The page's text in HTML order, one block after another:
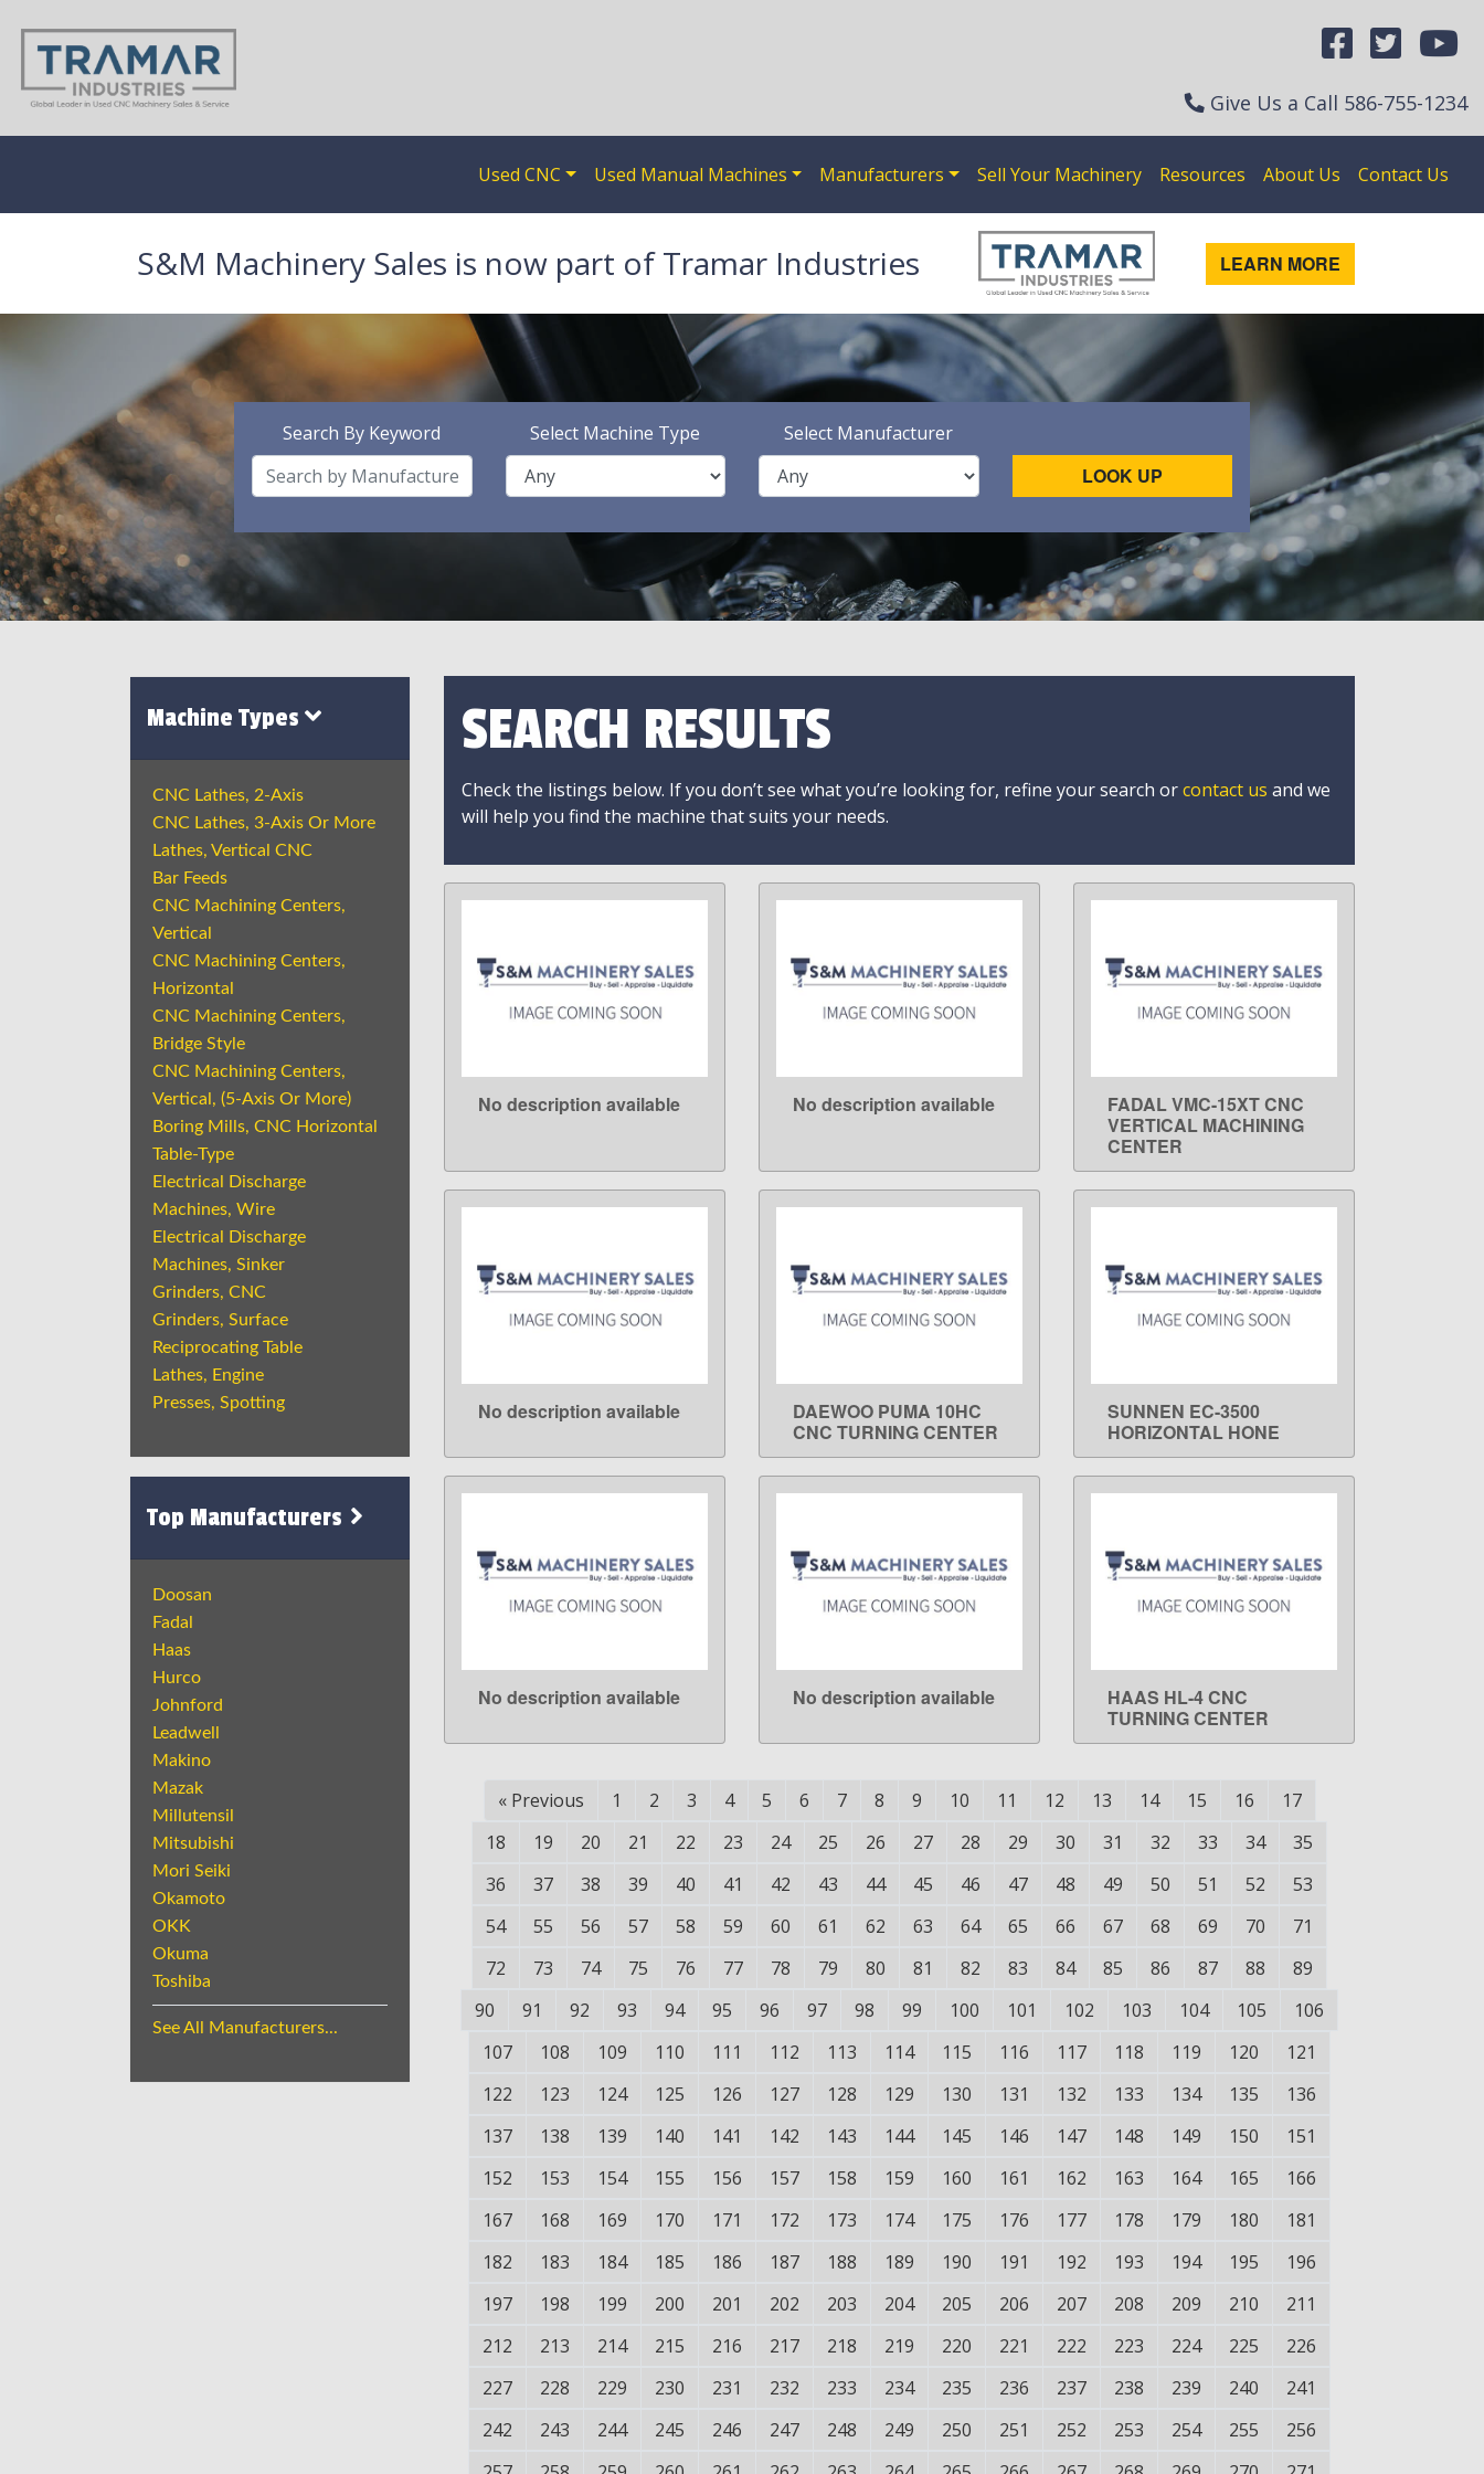
Give Us a Call 586-755-1234
Used CNC Used Manual Machines Manufacturers Sell Your Machinery Resources About Us Contact Us
S&M Machinery Sales is now part of Tramar Industries LEARN MORE
Search By Keyword Select Machine Type Select Manufacturer
LOOK UP
Machine Types
CNC Lathes, 2-Axis
CNC Lathes, 3-Axis Or More
Lathes, Vertical CNC
Bar Feeds
CNC Machining Centers,
Vertical
CNC Machining Centers,
Horizontal
CNC Machining Centers,
Bridge Style
CNC Machining Centers,
Vertical, (5-Axis Or More)
Boring Mills, CNC Horizontal
Table-Type
Electrical Discharge
Machines, Wire
Electrical Discharge
Machines, Sinker
Grinders, CNC
Grinders, Surface
Reciprocating Table
Lathes, Engine
Presses, Spotting
Top Manufacturers
Doosan
Fadal
Haas
Hurco
Johnford
Leadwell
Makino
Mazak
Millutensil
Mitsubishi
Mori Seiki
Okamoto
OKK
Okuma
Toshiba
See All Manufacturers...
SEARCH RESULTS
Check the listings below. If you don’t see what you’re looking for, refine your search orcontact us and we
will help you find the machine that suits your needs.
LEARN MORE
No description available LEARN MORE
No description available LEARN MORE
FADAL VMC-15XT CNC
VERTICAL MACHINING
CENTER
LEARN MORE
No description available LEARN MORE
DAEWOO PUMA 10HC
CNC TURNING CENTER
LEARN MORE
SUNNEN EC-3500
HORIZONTAL HONE
LEARN MORE
No description available LEARN MORE
No description available LEARN MORE
HAAS HL-4 CNC
TURNING CENTER
« Previous 1 2 3 4 5 6 7 8 9 10 11 12 13 14 15 16
17
18
19 20 21 22 23 24 25 26 27 28 29 30 31 32 33 34
35
36
37 38 39 40 41 42 43 44 45 46 47 48 49 50 51 52
53
54
55 56 57 58 59 60 61 62 63 64 65 66 67 68 69 70
71
72
73 74 75 76 77 78 79 80 81 82 83 84 85 86 87 88
89
90
91 92 93 94 95 96 97 98 99 100 101 102 103 104 105
106
107
108 109 110 111 112 113 114 115 116 117 118 119 120
121
122
123 124 125 126 127 128 129 130 131 132 133 134 135
136
137
138 139 140 141 142 143 144 145 146 147 148 149 150
151
152
153 154 155 156 157 158 159 160 161 162 163 164 165
166
167
168 169 170 171 172 173 174 175 176 177 178 179 180
181
182
183 184 185 186 187 188 189 190 191 192 193 194 195
196
197
198 199 200 201 202 203 204 205 206 207 208 209 210
211
212
213 214 215 216 217 218 219 220 221 222 223 224 225
226
227
228 229 230 231 232 233 234 235 236 237 238 239 240
241
242
243 244 245 246 247 248 249 250 251 252 253 254 255
256